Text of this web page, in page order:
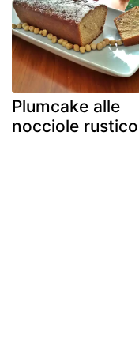
Plumcake alle
nocciole rustico